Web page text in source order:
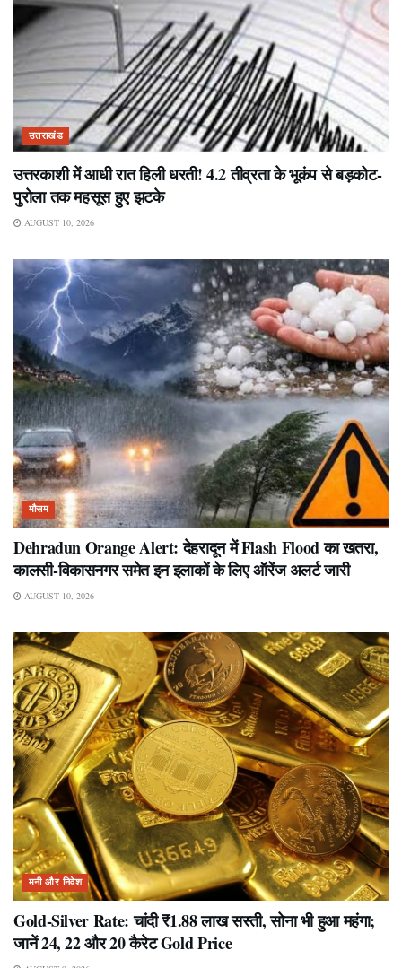
उत्तराखंड
उत्तरकाशी में आधी रात हिली धरती! 4.2 तीव्रता के भूकंप से बड़कोट-
पुरोला तक महसूस हुए झटके
AUGUST 10, 2026
मौसम
Dehradun Orange Alert: देहरादून में Flash Flood का खतरा,
कालसी-विकासनगर समेत इन इलाकों के लिए ऑरेंज अलर्ट जारी
AUGUST 10, 2026
मनी और निवेश
Gold-Silver Rate: चांदी ₹1.88 लाख सस्ती, सोना भी हुआ महंगा;
जानें 24, 22 और 20 कैरेट Gold Price